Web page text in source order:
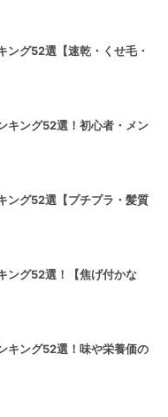
ング52選【速乾・くせ毛・
キング52選！初心者・メン
ング52選【プチプラ・髪質
ング52選！【焦げ付かな
キング52選！味や栄養価の